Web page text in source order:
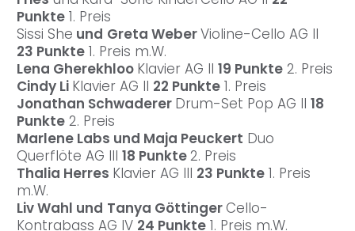
Punkte 1. Preis
Sissi She und Greta WeberVioline-Cello AG II
23 Punkte 1. Preis m.W.
Lena Gherekhloo Klavier AG II 19 Punkte 2. Preis
Cindy Li Klavier AG II 22 Punkte 1. Preis
Jonathan Schwaderer Drum-Set Pop AG II 18
Punkte 2. Preis
Marlene Labs und Maja Peuckert Duo
Querflöte AG III 18 Punkte2. Preis
Thalia Herres Klavier AG III 23 Punkte 1. Preis
m.W.
Liv Wahl und Tanya GöttingerCello-
Kontrabass AG IV 24 Punkte 1. Preis m.W.